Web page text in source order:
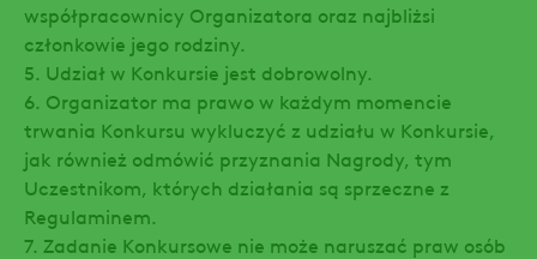
współpracownicy Organizatora oraz najbliżsi
członkowie jego rodziny.
5. Udział w Konkursie jest dobrowolny.
6. Organizator ma prawo w każdym momencie
trwania Konkursu wykluczyć z udziału w Konkursie,
jak również odmówić przyznania Nagrody, tym
Uczestnikom, których działania są sprzeczne z
Regulaminem.
7. Zadanie Konkursowe nie może naruszać praw osób